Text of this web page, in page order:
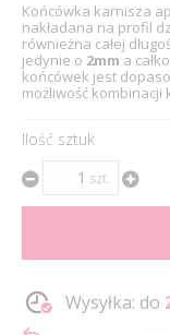
Końcówka karnisza
nakładana na profil
równieżna całej
jedynie o 2mm a
końcówek jest
możliwość kombinacji
Ilość sztuk
szt.
Wysyłka: do